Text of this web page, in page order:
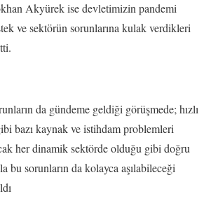
Akyürek ise devletimizin pandemi
ve sektörün sorunlarına kulak verdikleri
da gündeme geldiği görüşmede; hızlı
bazı kaynak ve istihdam problemleri
her dinamik sektörde olduğu gibi doğru
bu sorunların da kolayca aşılabileceği